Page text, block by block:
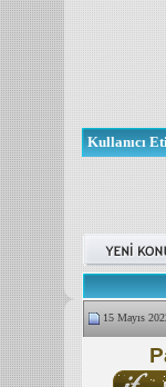
Kullanıcı
15 Mayıs